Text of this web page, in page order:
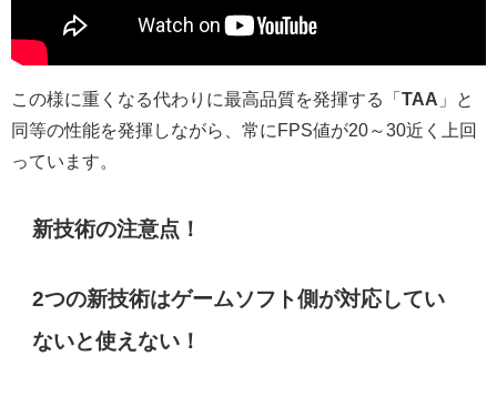
この様に重くなる代わりに最高品質を発揮する「 TAA 」と
同等の性能を発揮しながら、常にFPS値が20～30近く上回
っています。
新技術の注意点！
2つの新技術はゲームソフト側が対応してい
ないと使えない！